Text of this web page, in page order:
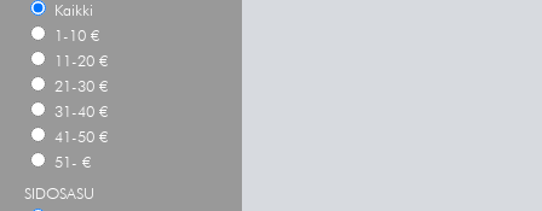
Kaikki
1-10 €
11-20 €
21-30 €
31-40 €
41-50 €
51- €
SIDOSASU